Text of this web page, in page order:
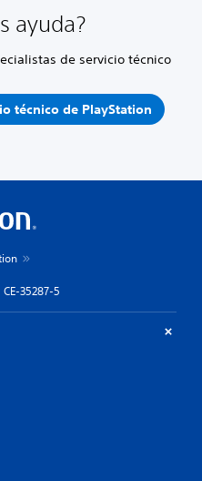
ayuda?
de servicio técnico
técnico de PlayStation
CE-35287-5